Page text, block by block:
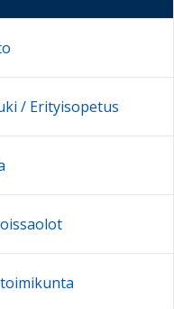
/ Erityisopetus